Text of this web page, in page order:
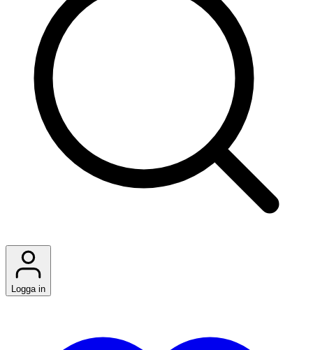
Logga in